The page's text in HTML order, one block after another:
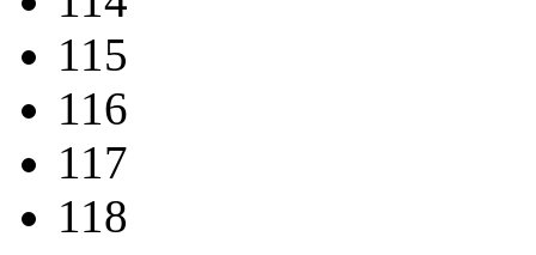
115
116
117
118